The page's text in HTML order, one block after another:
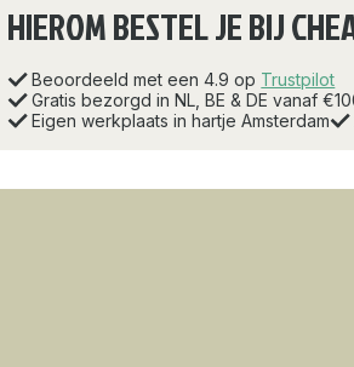
HIEROM BESTEL JE BIJ
Beoordeeld met een 4.9 op Trustpilot
Gratis bezorgd in NL, BE & DE vanaf
Eigen werkplaats in hartje Amsterdam